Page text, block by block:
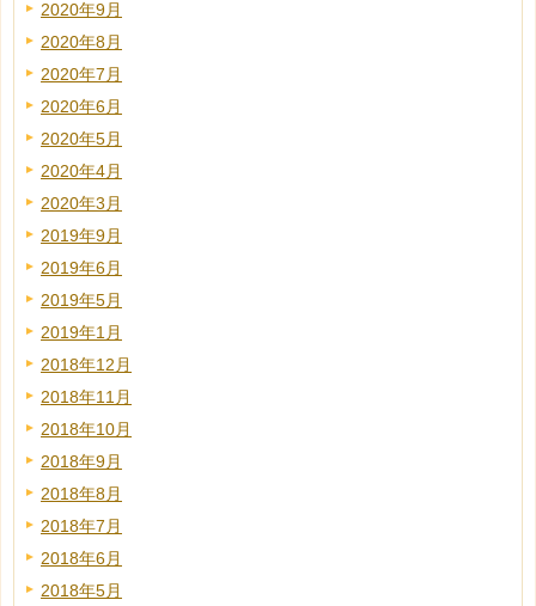
2020年9月
2020年8月
2020年7月
2020年6月
2020年5月
2020年4月
2020年3月
2019年9月
2019年6月
2019年5月
2019年1月
2018年12月
2018年11月
2018年10月
2018年9月
2018年8月
2018年7月
2018年6月
2018年5月